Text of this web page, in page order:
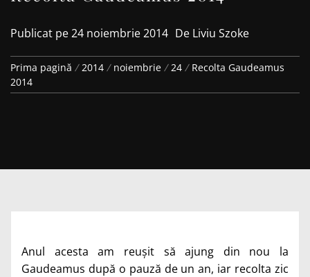
Publicat pe24 noiembrie 2014 De Liviu Szoke
Prima pagină 2014 noiembrie 24
Recolta Gaudeamus
2014
Anul acesta am reușit să ajung din nou la
Gaudeamus după o pauză de un an, iar recolta zic